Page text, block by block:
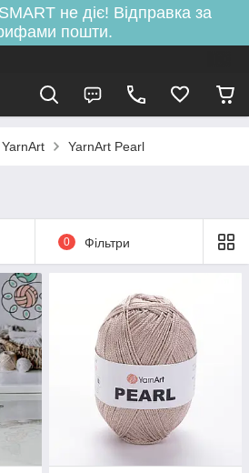
не діє! Відправка за
пошти.
YarnArt Pearl
0 Фільтри